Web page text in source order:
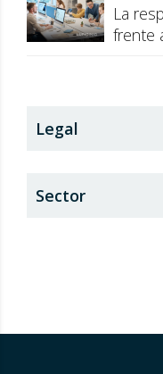
La
frente
Legal
Sector